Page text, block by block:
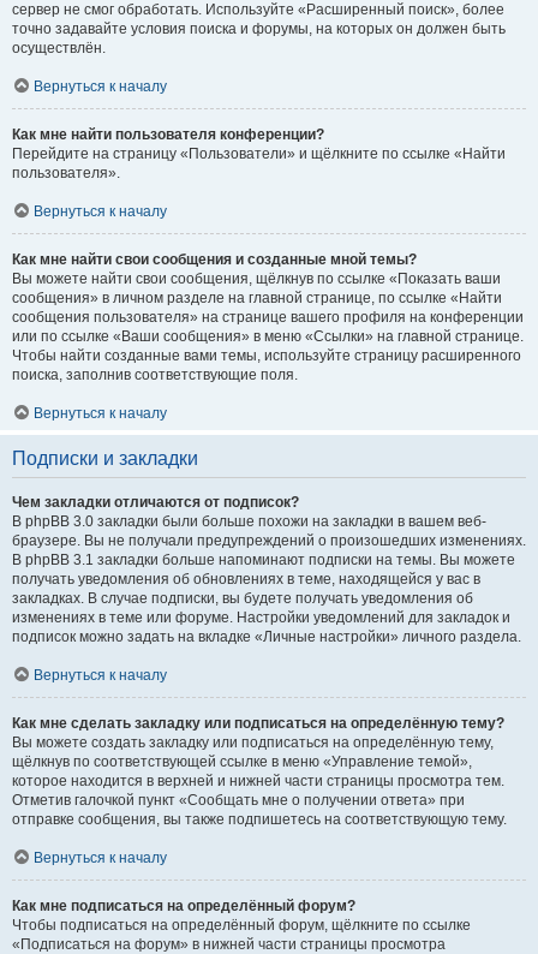
сервер не смог обработать. Используйте «Расширенный поиск», более
точно задавайте условия поиска и форумы, на которых он должен быть
осуществлён.
Вернуться к началу
Как мне найти пользователя конференции?
Перейдите на страницу «Пользователи» и щёлкните по ссылке «Найти
пользователя».
Вернуться к началу
Как мне найти свои сообщения и созданные мной темы?
Вы можете найти свои сообщения, щёлкнув по ссылке «Показать ваши
сообщения» в личном разделе на главной странице, по ссылке «Найти
сообщения пользователя» на странице вашего профиля на конференции
или по ссылке «Ваши сообщения» в меню «Ссылки» на главной странице.
Чтобы найти созданные вами темы, используйте страницу расширенного
поиска, заполнив соответствующие поля.
Вернуться к началу
Подписки и закладки
Чем закладки отличаются от подписок?
В phpBB 3.0 закладки были больше похожи на закладки в вашем веб-
браузере. Вы не получали предупреждений о произошедших изменениях.
В phpBB 3.1 закладки больше напоминают подписки на темы. Вы можете
получать уведомления об обновлениях в теме, находящейся у вас в
закладках. В случае подписки, вы будете получать уведомления об
изменениях в теме или форуме. Настройки уведомлений для закладок и
подписок можно задать на вкладке «Личные настройки» личного раздела.
Вернуться к началу
Как мне сделать закладку или подписаться на определённую тему?
Вы можете создать закладку или подписаться на определённую тему,
щёлкнув по соответствующей ссылке в меню «Управление темой»,
которое находится в верхней и нижней части страницы просмотра тем.
Отметив галочкой пункт «Сообщать мне о получении ответа» при
отправке сообщения, вы также подпишетесь на соответствующую тему.
Вернуться к началу
Как мне подписаться на определённый форум?
Чтобы подписаться на определённый форум, щёлкните по ссылке
«Подписаться на форум» в нижней части страницы просмотра